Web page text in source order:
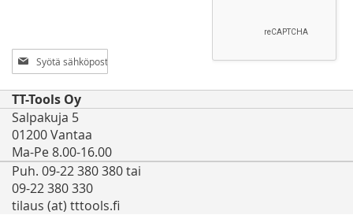
Tilaa
uutiskirjeemme:
TT-Tools Oy
Salpakuja 5
01200 Vantaa
Ma-Pe 8.00-16.00
Puh. 09-22 380 380 tai
09-22 380 330
tilaus (at) tttools.fi